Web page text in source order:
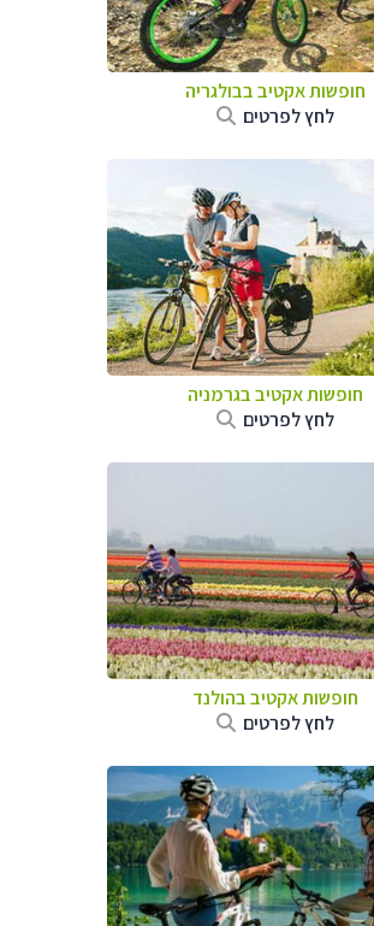
חופשות אקטיב בבולגריה
לחץ לפרטים
חופשות אקטיב בגרמניה
לחץ לפרטים
חופשות אקטיב בהולנד
לחץ לפרטים